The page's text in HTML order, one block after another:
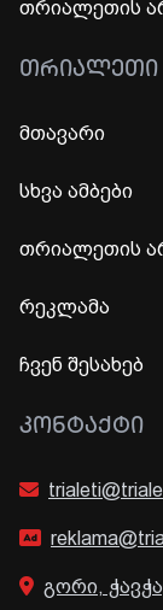
თრიალეთის
ᲗᲠᲘᲐᲚᲔᲗᲘ
მთავარი
სხვა ამბები
თრიალეთის
რეკლამა
ჩვენ შესახებ
ᲙᲝᲜᲢᲐᲥᲢᲘ
გორი,